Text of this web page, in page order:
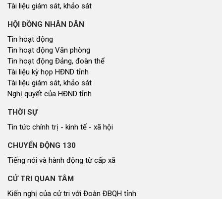
Tài liệu giám sát, khảo sát
HỘI ĐỒNG NHÂN DÂN
Tin hoạt động
Tin hoạt động Văn phòng
Tin hoạt động Đảng, đoàn thể
Tài liệu kỳ họp HĐND tỉnh
Tài liệu giám sát, khảo sát
Nghị quyết của HĐND tỉnh
THỜI SỰ
Tin tức chính trị - kinh tế - xã hội
CHUYỂN ĐỘNG 130
Tiếng nói và hành động từ cấp xã
CỬ TRI QUAN TÂM
Kiến nghị của cử tri với Đoàn ĐBQH tỉnh